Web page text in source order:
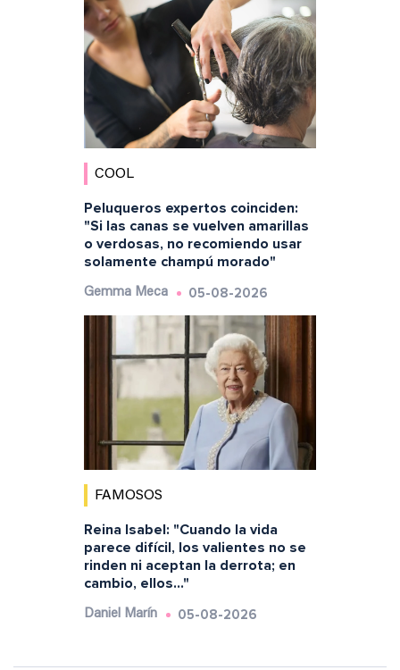
COOL
Peluqueros expertos coinciden:
"Si las canas se vuelven amarillas
o verdosas, no recomiendo usar
solamente champú morado"
Gemma Meca 05-08-2026
FAMOSOS
Reina Isabel: "Cuando la vida
parece difícil, los valientes no se
rinden ni aceptan la derrota; en
cambio, ellos..."
Daniel Marín 05-08-2026